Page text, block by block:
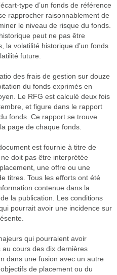
type d’un fonds de référence
rapprocher raisonnablement de
le niveau de risque du fonds.
peut ne pas être
la volatilité historique d’un fonds
future.
des frais de gestion sur douze
du fonds exprimés en
Le RFG est calculé deux fois
et figure dans le rapport
fonds. Ce rapport se trouve
page de chaque fonds.
est fournie à titre de
doit pas être interprétée
une offre ou une
titres. Tous les efforts ont été
contenue dans la
la publication. Les conditions
pourrait avoir une incidence sur
qui pourraient avoir
au cours des dix dernières
dans une fusion avec un autre
de placement ou du